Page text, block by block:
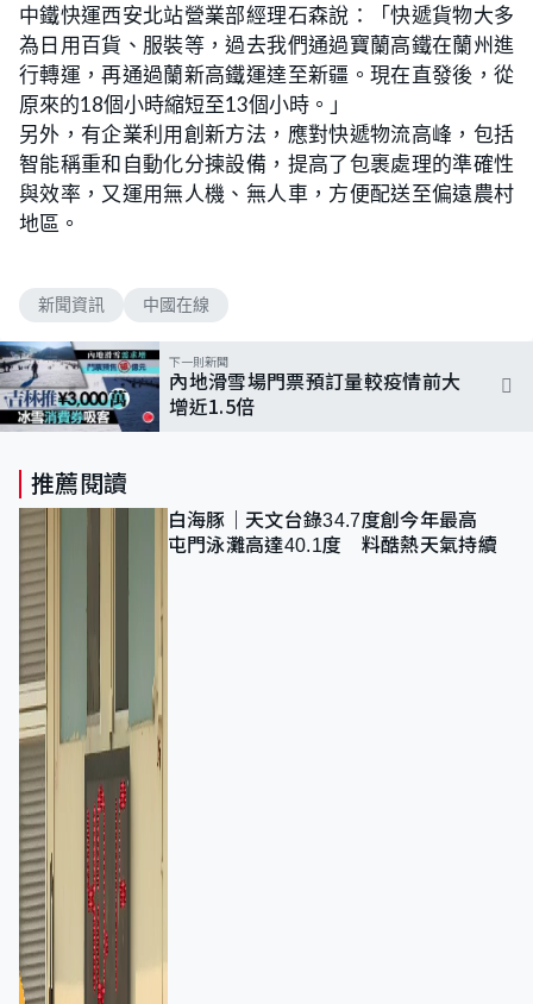
中鐵快運西安北站營業部經理石森說：「快遞貨物大多
為日用百貨、服裝等，過去我們通過寶蘭高鐵在蘭州進
行轉運，再通過蘭新高鐵運達至新疆。現在直發後，從
原來的18個小時縮短至13個小時。」
另外，有企業利用創新方法，應對快遞物流高峰，包括
智能稱重和自動化分揀設備，提高了包裹處理的準確性
與效率，又運用無人機、無人車，方便配送至偏遠農村
地區。
新聞資訊 中國在線
下一則新聞
內地滑雪場門票預訂量較疫情前大
增近1.5倍
推薦閱讀
白海豚｜天文台錄34.7度創今年最高
屯門泳灘高達40.1度 料酷熱天氣持續